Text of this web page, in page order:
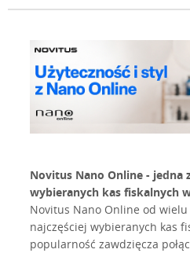
Novitus Nano Online - jedna
wybieranych kas fiskalnych
Novitus Nano Online od
najczęściej wybieranych kas
popularność zawdzięcza